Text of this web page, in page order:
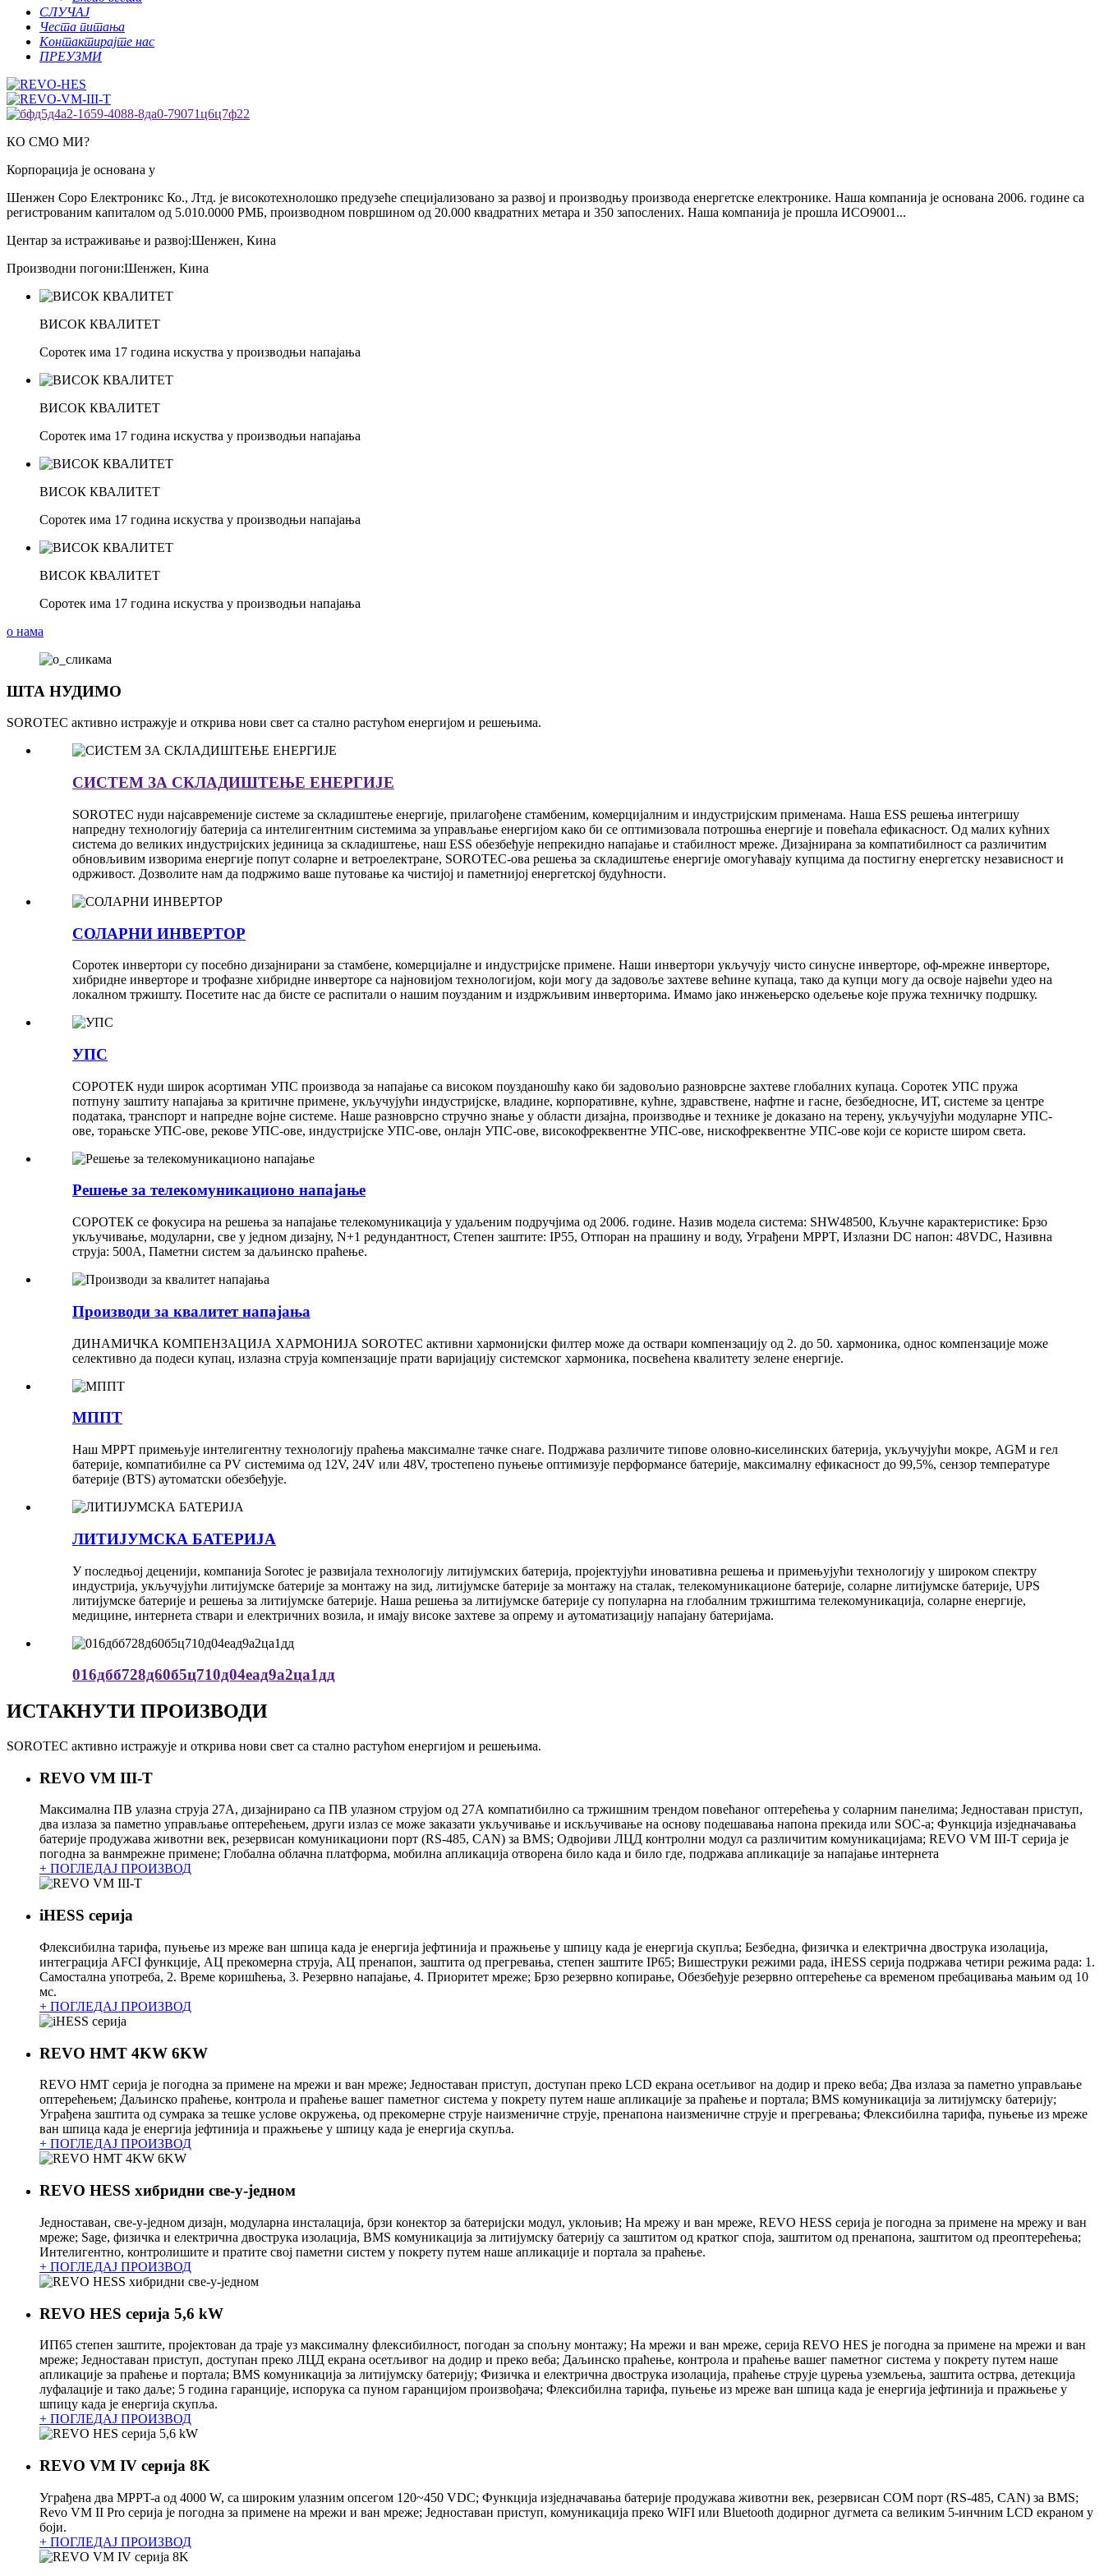
СЛУЧАЈ
Честа питања
Контактирајте нас
ПРЕУЗМИ
КО СМО МИ?
Корпорација је основана у
Шенжен Соро Електроникс Ко., Лтд. је високотехнолошко предузеће специјализовано за развој и производњу производа енергетске електронике. Наша компанија је основана 2006. године са
регистрованим капиталом од 5.010.0000 РМБ, производном површином од 20.000 квадратних метара и 350 запослених. Наша компанија је прошла ИСО9001...
Центар за истраживање и развој:Шенжен, Кина
Производни погони:Шенжен, Кина
ВИСОК КВАЛИТЕТ
Соротек има 17 година искуства у производњи напајања
ВИСОК КВАЛИТЕТ
Соротек има 17 година искуства у производњи напајања
ВИСОК КВАЛИТЕТ
Соротек има 17 година искуства у производњи напајања
ВИСОК КВАЛИТЕТ
Соротек има 17 година искуства у производњи напајања
о нама
ШТА НУДИМО
SOROTEC активно истражује и открива нови свет са стално растућом енергијом и решењима.
СИСТЕМ ЗА СКЛАДИШТЕЊЕ ЕНЕРГИЈЕ
SOROTEC нуди најсавременије системе за складиштење енергије, прилагођене стамбеним, комерцијалним и индустријским применама. Наша ESS решења интегришу
напредну технологију батерија са интелигентним системима за управљање енергијом како би се оптимизовала потрошња енергије и повећала ефикасност. Од малих кућних
система до великих индустријских јединица за складиштење, наш ESS обезбеђује непрекидно напајање и стабилност мреже. Дизајнирана за компатибилност са различитим
обновљивим изворима енергије попут соларне и ветроелектране, SOROTEC-ова решења за складиштење енергије омогућавају купцима да постигну енергетску независност и
одрживост. Дозволите нам да подржимо ваше путовање ка чистијој и паметнијој енергетској будућности.
СОЛАРНИ ИНВЕРТОР
Соротек инвертори су посебно дизајнирани за стамбене, комерцијалне и индустријске примене. Наши инвертори укључују чисто синусне инверторе, оф-мрежне инверторе,
хибридне инверторе и трофазне хибридне инверторе са најновијом технологијом, који могу да задовоље захтеве већине купаца, тако да купци могу да освоје највећи удео на
локалном тржишту. Посетите нас да бисте се распитали о нашим поузданим и издржљивим инверторима. Имамо јако инжењерско одељење које пружа техничку подршку.
УПС
СОРОТЕК нуди широк асортиман УПС производа за напајање са високом поузданошћу како би задовољио разноврсне захтеве глобалних купаца. Соротек УПС пружа
потпуну заштиту напајања за критичне примене, укључујући индустријске, владине, корпоративне, кућне, здравствене, нафтне и гасне, безбедносне, ИТ, системе за центре
података, транспорт и напредне војне системе. Наше разноврсно стручно знање у области дизајна, производње и технике је доказано на терену, укључујући модуларне УПС-
ове, торањске УПС-ове, рекове УПС-ове, индустријске УПС-ове, онлајн УПС-ове, високофреквентне УПС-ове, нискофреквентне УПС-ове који се користе широм света.
Решење за телекомуникационо напајање
СОРОТЕК се фокусира на решења за напајање телекомуникација у удаљеним подручјима од 2006. године. Назив модела система: SHW48500, Кључне карактеристике: Брзо
укључивање, модуларни, све у једном дизајну, N+1 редундантност, Степен заштите: IP55, Отпоран на прашину и воду, Уграђени MPPT, Излазни DC напон: 48VDC, Називна
струја: 500A, Паметни систем за даљинско праћење.
Производи за квалитет напајања
ДИНАМИЧКА КОМПЕНЗАЦИЈА ХАРМОНИЈА SOROTEC активни хармонијски филтер може да оствари компензацију од 2. до 50. хармоника, однос компензације може
селективно да подеси купац, излазна струја компензације прати варијацију системског хармоника, посвећена квалитету зелене енергије.
МППТ
Наш MPPT примењује интелигентну технологију праћења максималне тачке снаге. Подржава различите типове оловно-киселинских батерија, укључујући мокре, AGM и гел
батерије, компатибилне са PV системима од 12V, 24V или 48V, тростепено пуњење оптимизује перформансе батерије, максималну ефикасност до 99,5%, сензор температуре
батерије (BTS) аутоматски обезбеђује.
ЛИТИЈУМСКА БАТЕРИЈА
У последњој деценији, компанија Sorotec је развијала технологију литијумских батерија, пројектујући иновативна решења и примењујући технологију у широком спектру
индустрија, укључујући литијумске батерије за монтажу на зид, литијумске батерије за монтажу на сталак, телекомуникационе батерије, соларне литијумске батерије, UPS
литијумске батерије и решења за литијумске батерије. Наша решења за литијумске батерије су популарна на глобалним тржиштима телекомуникација, соларне енергије,
медицине, интернета ствари и електричних возила, и имају високе захтеве за опрему и аутоматизацију напајану батеријама.
016дбб728д60б5ц710д04еад9а2ца1дд
ИСТАКНУТИ ПРОИЗВОДИ
SOROTEC активно истражује и открива нови свет са стално растућом енергијом и решењима.
REVO VM III-T
Максимална ПВ улазна струја 27А, дизајнирано са ПВ улазном струјом од 27А компатибилно са тржишним трендом повећаног оптерећења у соларним панелима; Једноставан приступ,
два излаза за паметно управљање оптерећењем, други излаз се може заказати укључивање и искључивање на основу подешавања напона прекида или SOC-а; Функција изједначавања
батерије продужава животни век, резервисан комуникациони порт (RS-485, CAN) за BMS; Одвојиви ЛЦД контролни модул са различитим комуникацијама; REVO VM III-T серија је
погодна за ванмрежне примене; Глобална облачна платформа, мобилна апликација отворена било када и било где, подржава апликације за напајање интернета
+ ПОГЛЕДАЈ ПРОИЗВОД
iHESS серија
Флексибилна тарифа, пуњење из мреже ван шпица када је енергија јефтинија и пражњење у шпицу када је енергија скупља; Безбедна, физичка и електрична двострука изолација,
интеграција AFCI функције, АЦ прекомерна струја, АЦ пренапон, заштита од прегревања, степен заштите IP65; Вишеструки режими рада, iHESS серија подржава четири режима рада: 1.
Самостална употреба, 2. Време коришћења, 3. Резервно напајање, 4. Приоритет мреже; Брзо резервно копирање, Обезбеђује резервно оптерећење са временом пребацивања мањим од 10
мс.
+ ПОГЛЕДАЈ ПРОИЗВОД
REVO HMT 4KW 6KW
REVO HMT серија је погодна за примене на мрежи и ван мреже; Једноставан приступ, доступан преко LCD екрана осетљивог на додир и преко веба; Два излаза за паметно управљање
оптерећењем; Даљинско праћење, контрола и праћење вашег паметног система у покрету путем наше апликације за праћење и портала; BMS комуникација за литијумску батерију;
Уграђена заштита од сумрака за тешке услове окружења, од прекомерне струје наизменичне струје, пренапона наизменичне струје и прегревања; Флексибилна тарифа, пуњење из мреже
ван шпица када је енергија јефтинија и пражњење у шпицу када је енергија скупља.
+ ПОГЛЕДАЈ ПРОИЗВОД
REVO HESS хибридни све-у-једном
Једноставан, све-у-једном дизајн, модуларна инсталација, брзи конектор за батеријски модул, уклоњив; На мрежу и ван мреже, REVO HESS серија је погодна за примене на мрежу и ван
мреже; Sage, физичка и електрична двострука изолација, BMS комуникација за литијумску батерију са заштитом од кратког споја, заштитом од пренапона, заштитом од преоптерећења;
Интелигентно, контролишите и пратите свој паметни систем у покрету путем наше апликације и портала за праћење.
+ ПОГЛЕДАЈ ПРОИЗВОД
REVO HES серија 5,6 kW
ИП65 степен заштите, пројектован да траје уз максималну флексибилност, погодан за спољну монтажу; На мрежи и ван мреже, серија REVO HES је погодна за примене на мрежи и ван
мреже; Једноставан приступ, доступан преко ЛЦД екрана осетљивог на додир и преко веба; Даљинско праћење, контрола и праћење вашег паметног система у покрету путем наше
апликације за праћење и портала; BMS комуникација за литијумску батерију; Физичка и електрична двострука изолација, праћење струје цурења уземљења, заштита острва, детекција
луфалације и тако даље; 5 година гаранције, испорука са пуном гаранцијом произвођача; Флексибилна тарифа, пуњење из мреже ван шпица када је енергија јефтинија и пражњење у
шпицу када је енергија скупља.
+ ПОГЛЕДАЈ ПРОИЗВОД
REVO VM IV серија 8K
Уграђена два MPPT-а од 4000 W, са широким улазним опсегом 120~450 VDC; Функција изједначавања батерије продужава животни век, резервисан COM порт (RS-485, CAN) за BMS;
Revo VM II Pro серија је погодна за примене на мрежи и ван мреже; Једноставан приступ, комуникација преко WIFI или Bluetooth додирног дугмета са великим 5-инчним LCD екраном у
боји.
+ ПОГЛЕДАЈ ПРОИЗВОД